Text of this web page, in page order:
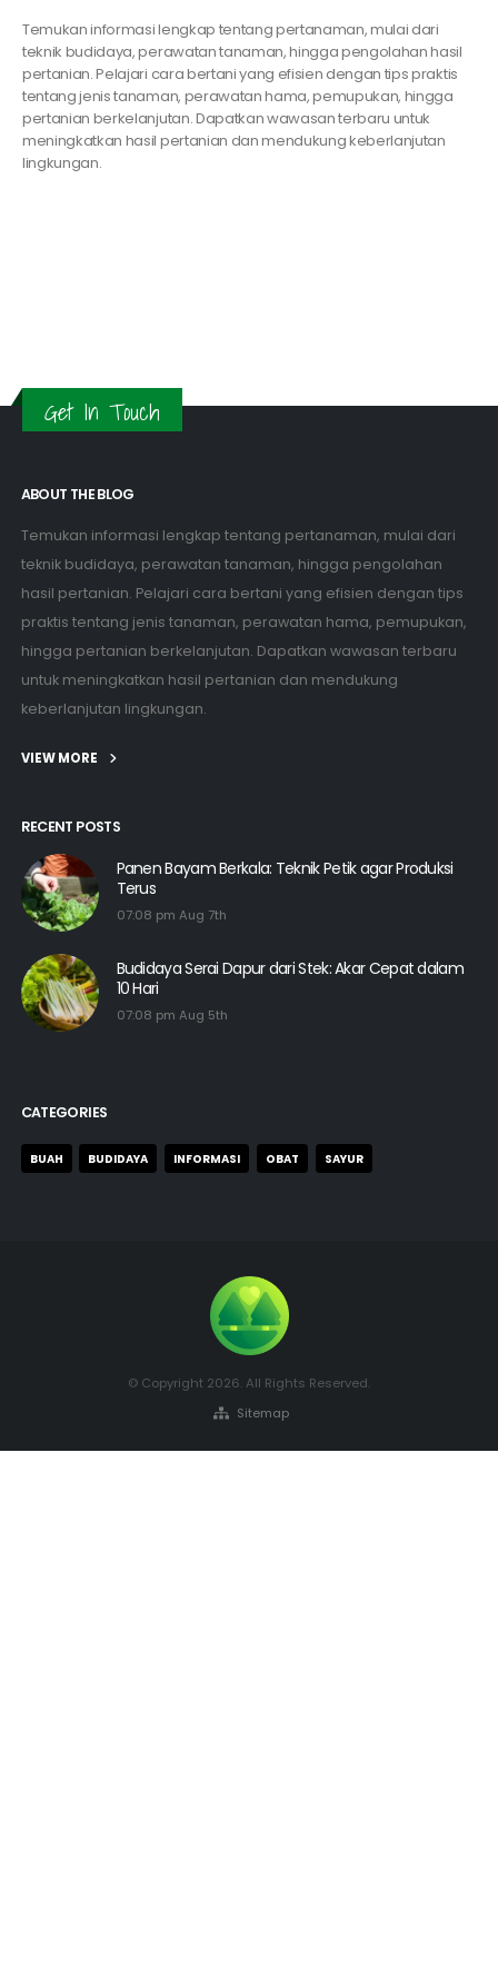
Temukan informasi lengkap tentang pertanaman, mulai dari
teknik budidaya, perawatan tanaman, hingga pengolahan hasil
pertanian. Pelajari cara bertani yang efisien dengan tips praktis
tentang jenis tanaman, perawatan hama, pemupukan, hingga
pertanian berkelanjutan. Dapatkan wawasan terbaru untuk
meningkatkan hasil pertanian dan mendukung keberlanjutan
lingkungan.
Get In Touch
ABOUT THE BLOG
Temukan informasi lengkap tentang pertanaman, mulai dari
teknik budidaya, perawatan tanaman, hingga pengolahan
hasil pertanian. Pelajari cara bertani yang efisien dengan tips
praktis tentang jenis tanaman, perawatan hama, pemupukan,
hingga pertanian berkelanjutan. Dapatkan wawasan terbaru
untuk meningkatkan hasil pertanian dan mendukung
keberlanjutan lingkungan.
VIEW MORE
RECENT POSTS
Panen Bayam Berkala: Teknik Petik agar Produksi
Terus
07:08 pm Aug 7th
Budidaya Serai Dapur dari Stek: Akar Cepat dalam
10 Hari
07:08 pm Aug 5th
CATEGORIES
BUAH BUDIDAYA INFORMASI OBAT SAYUR
© Copyright 2026. All Rights Reserved.
Sitemap